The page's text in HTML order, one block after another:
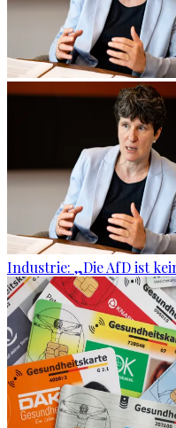
Industrie: „Die AfD ist